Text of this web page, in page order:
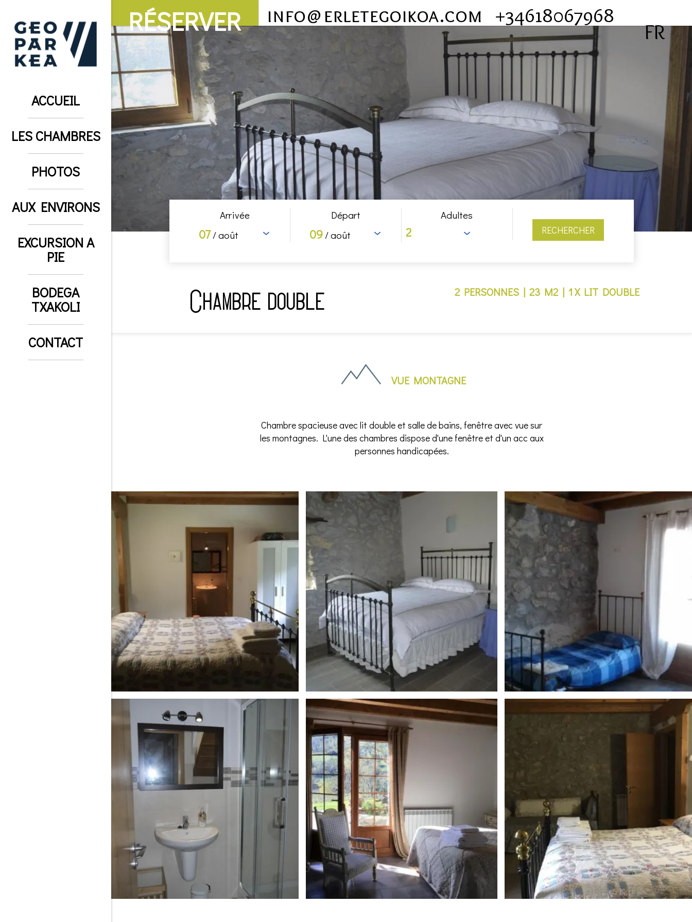
RÉSERVER info@erletegoikoa.com +34618067968
FR
ACCUEIL
LES CHAMBRES
PHOTOS
AUX ENVIRONS
EXCURSION A
PIE
BODEGA
TXAKOLI
CONTACT
Arrivée
07/ août
Départ
09/ août
Adultes
RECHERCHER
Chambre double 2 PERSONNES | 23 M2 | 1 X LIT DOUBLE
VUE MONTAGNE
Chambre spacieuse avec lit double et salle de bains, fenêtre avec vue sur
les montagnes. L'une des chambres dispose d'une fenêtre et d'un acc aux
personnes handicapées.